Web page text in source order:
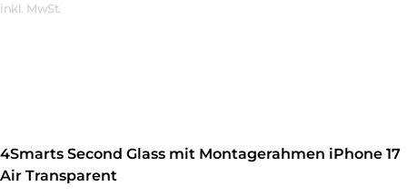
inkl. MwSt.
4Smarts Second Glass mit Montagerahmen iPhone 17
Air Transparent